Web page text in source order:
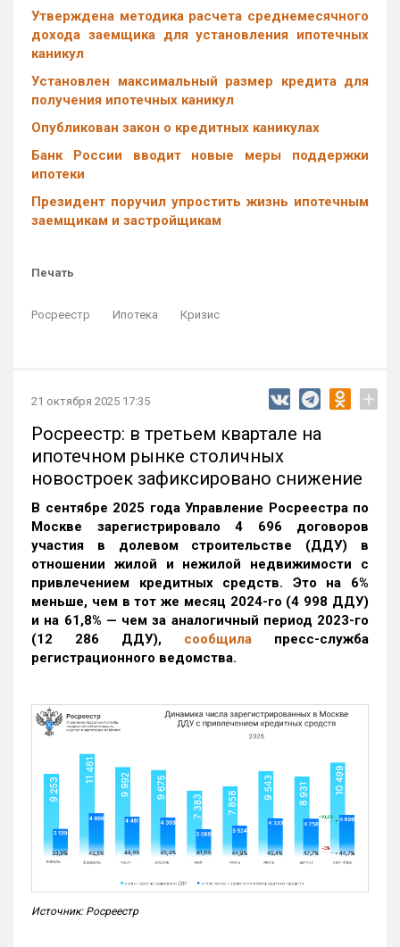
Утверждена методика расчета среднемесячного
дохода заемщика для установления ипотечных
каникул
Установлен максимальный размер кредита для
получения ипотечных каникул
Опубликован закон о кредитных каникулах
Банк России вводит новые меры поддержки
ипотеки
Президент поручил упростить жизнь ипотечным
заемщикам и застройщикам
Печать
Росреестр Ипотека Кризис
21 октября 2025 17:35 +
Росреестр: в третьем квартале на
ипотечном рынке столичных
новостроек зафиксировано снижение
В сентябре 2025 года Управление Росреестра по
Москве зарегистрировало 4 696 договоров
участия в долевом строительстве (ДДУ) в
отношении жилой и нежилой недвижимости с
привлечением кредитных средств. Это на 6%
меньше, чем в тот же месяц 2024-го (4 998 ДДУ)
и на 61,8% — чем за аналогичный период 2023-го
(12 286 ДДУ), сообщила пресс-служба
регистрационного ведомства.
Источник: Росреестр